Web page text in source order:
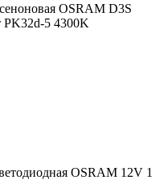
OSRAM D3S
5 4300K
OSRAM 12V 1